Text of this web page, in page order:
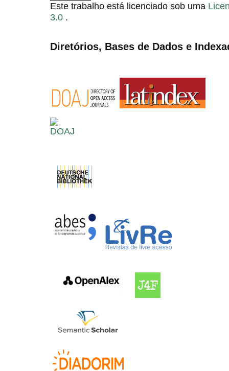
Este trabalho está licenciado sob uma
3.0 .
Diretórios, Bases de Dados e